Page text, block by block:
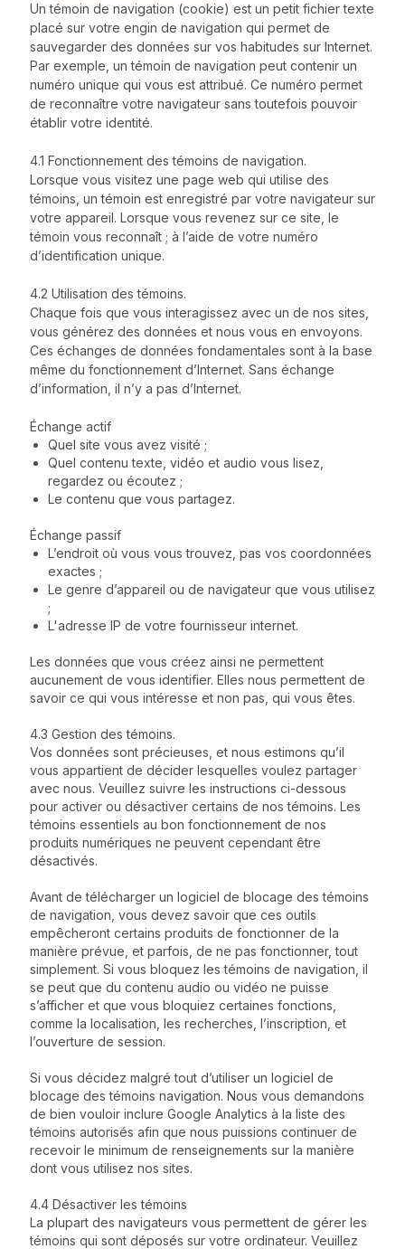
Un témoin de navigation (cookie) est un petit fichier texte
placé sur votre engin de navigation qui permet de
sauvegarder des données sur vos habitudes sur Internet.
Par exemple, un témoin de navigation peut contenir un
numéro unique qui vous est attribué. Ce numéro permet
de reconnaître votre navigateur sans toutefois pouvoir
établir votre identité.
4.1 Fonctionnement des témoins de navigation.
Lorsque vous visitez une page web qui utilise des
témoins, un témoin est enregistré par votre navigateur sur
votre appareil. Lorsque vous revenez sur ce site, le
témoin vous reconnaît ; à l’aide de votre numéro
d’identification unique.
4.2 Utilisation des témoins.
Chaque fois que vous interagissez avec un de nos sites,
vous générez des données et nous vous en envoyons.
Ces échanges de données fondamentales sont à la base
même du fonctionnement d’Internet. Sans échange
d’information, il n’y a pas d’Internet.
Échange actif
Quel site vous avez visité ;
Quel contenu texte, vidéo et audio vous lisez,
regardez ou écoutez ;
Le contenu que vous partagez.
Échange passif
L’endroit où vous vous trouvez, pas vos coordonnées
exactes ;
Le genre d’appareil ou de navigateur que vous utilisez
;
L'adresse IP de votre fournisseur internet.
Les données que vous créez ainsi ne permettent
aucunement de vous identifier. Elles nous permettent de
savoir ce qui vous intéresse et non pas, qui vous êtes.
4.3 Gestion des témoins.
Vos données sont précieuses, et nous estimons qu’il
vous appartient de décider lesquelles voulez partager
avec nous. Veuillez suivre les instructions ci-dessous
pour activer ou désactiver certains de nos témoins. Les
témoins essentiels au bon fonctionnement de nos
produits numériques ne peuvent cependant être
désactivés.
Avant de télécharger un logiciel de blocage des témoins
de navigation, vous devez savoir que ces outils
empêcheront certains produits de fonctionner de la
manière prévue, et parfois, de ne pas fonctionner, tout
simplement. Si vous bloquez les témoins de navigation, il
se peut que du contenu audio ou vidéo ne puisse
s’afficher et que vous bloquiez certaines fonctions,
comme la localisation, les recherches, l’inscription, et
l’ouverture de session.
Si vous décidez malgré tout d’utiliser un logiciel de
blocage des témoins navigation. Nous vous demandons
de bien vouloir inclure Google Analytics à la liste des
témoins autorisés afin que nous puissions continuer de
recevoir le minimum de renseignements sur la manière
dont vous utilisez nos sites.
4.4 Désactiver les témoins
La plupart des navigateurs vous permettent de gérer les
témoins qui sont déposés sur votre ordinateur. Veuillez